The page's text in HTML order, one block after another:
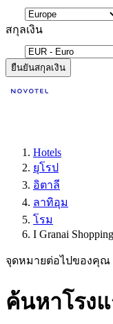
สกุลเงิน
ยืนยันสกุลเงิน
Hotels
ยุโรป
อิตาลี
ลาทิอุม
โรม
I Granai
จุดหมายต่อไปของคุณ
ค้นหาโรง